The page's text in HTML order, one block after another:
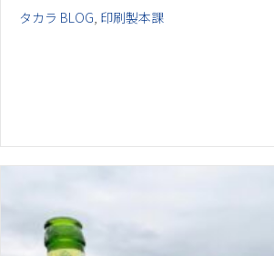
タカラ BLOG 印刷製本課